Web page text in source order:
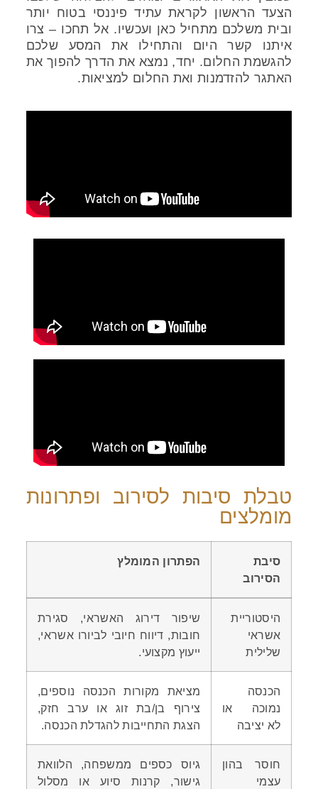
הצעד הראשון לקראת עתיד פיננסי בטוח יותר
ובית משלכם מתחיל כאן ועכשיו. אל תחכו – צרו
איתנו קשר היום והתחילו את המסע שלכם
להגשמת החלום. יחד, נמצא את הדרך להפוך את
האתגר להזדמנות ואת החלום למציאות.
טבלת סיבות לסירוב ופתרונות
מומלצים
סיבת
הסירוב
הפתרון המומלץ
היסטוריית
אשראי
שלילית
שיפור דירוג האשראי, סגירת
חובות, דיווח חיובי לביורו אשראי,
ייעוץ מקצועי.
הכנסה
נמוכה או
לא יציבה
מציאת מקורות הכנסה נוספים,
צירוף בן/בת זוג או ערב חזק,
הצגת התחייבות להגדלת הכנסה.
חוסר בהון
עצמי
גיוס כספים ממשפחה, הלוואת
גישור, קרנות סיוע או מסלול